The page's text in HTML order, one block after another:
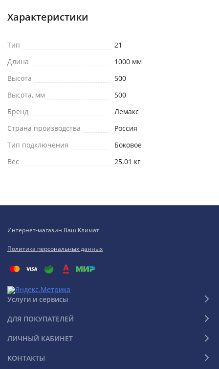
Характеристики
Тип
21
Длина
1000 мм
Высота
500
Высота, мм
500
Бренд
Лемакс
Страна производства
Россия
Тип подключения
Боковое
Вес
25.01 кг
Интернет-магазин Ваш Климат
Политика персональных данных
Услуги и сервисы
ДЛЯ ПОКУПАТЕЛЕЙ
ЛИЧНЫЙ КАБИНЕТ
КОНТАКТЫ